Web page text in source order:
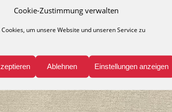
Cookie-Zustimmung verwalten
um unsere Website und unseren Service zu
Ablehnen Einstellungen anzeigen